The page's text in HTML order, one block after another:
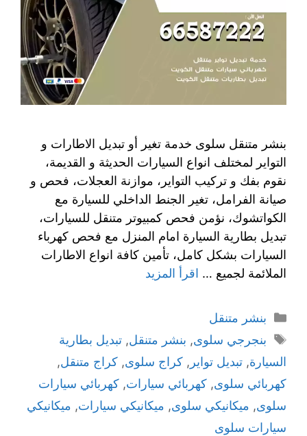
بنشر متنقل سلوى خدمة تغير أو تبديل الاطارات و
التواير لمختلف انواع السيارات الحديثة و القديمة،
نقوم بفك و تركيب التواير، موازنة العجلات، فحص و
صيانة الفرامل، تغير الجنط الداخلي للسيارة مع
الكواتشوك، نؤمن فحص كمبيوتر متنقل للسيارات،
تبديل بطارية السيارة امام المنزل مع فحص كهرباء
السيارات بشكل كامل، تأمين كافة انواع الاطارات
الملائمة لجميع … اقرأ المزيد
بنشر متنقل
بنجرجي سلوى, بنشر متنقل, تبديل بطارية
السيارة, تبديل تواير , كراج سلوى, كراج متنقل,
كهربائي سلوى, كهربائي سيارات, كهربائي سيارات
سلوى, ميكانيكي سلوى, ميكانيكي سيارات, ميكانيكي
سيارات سلوى